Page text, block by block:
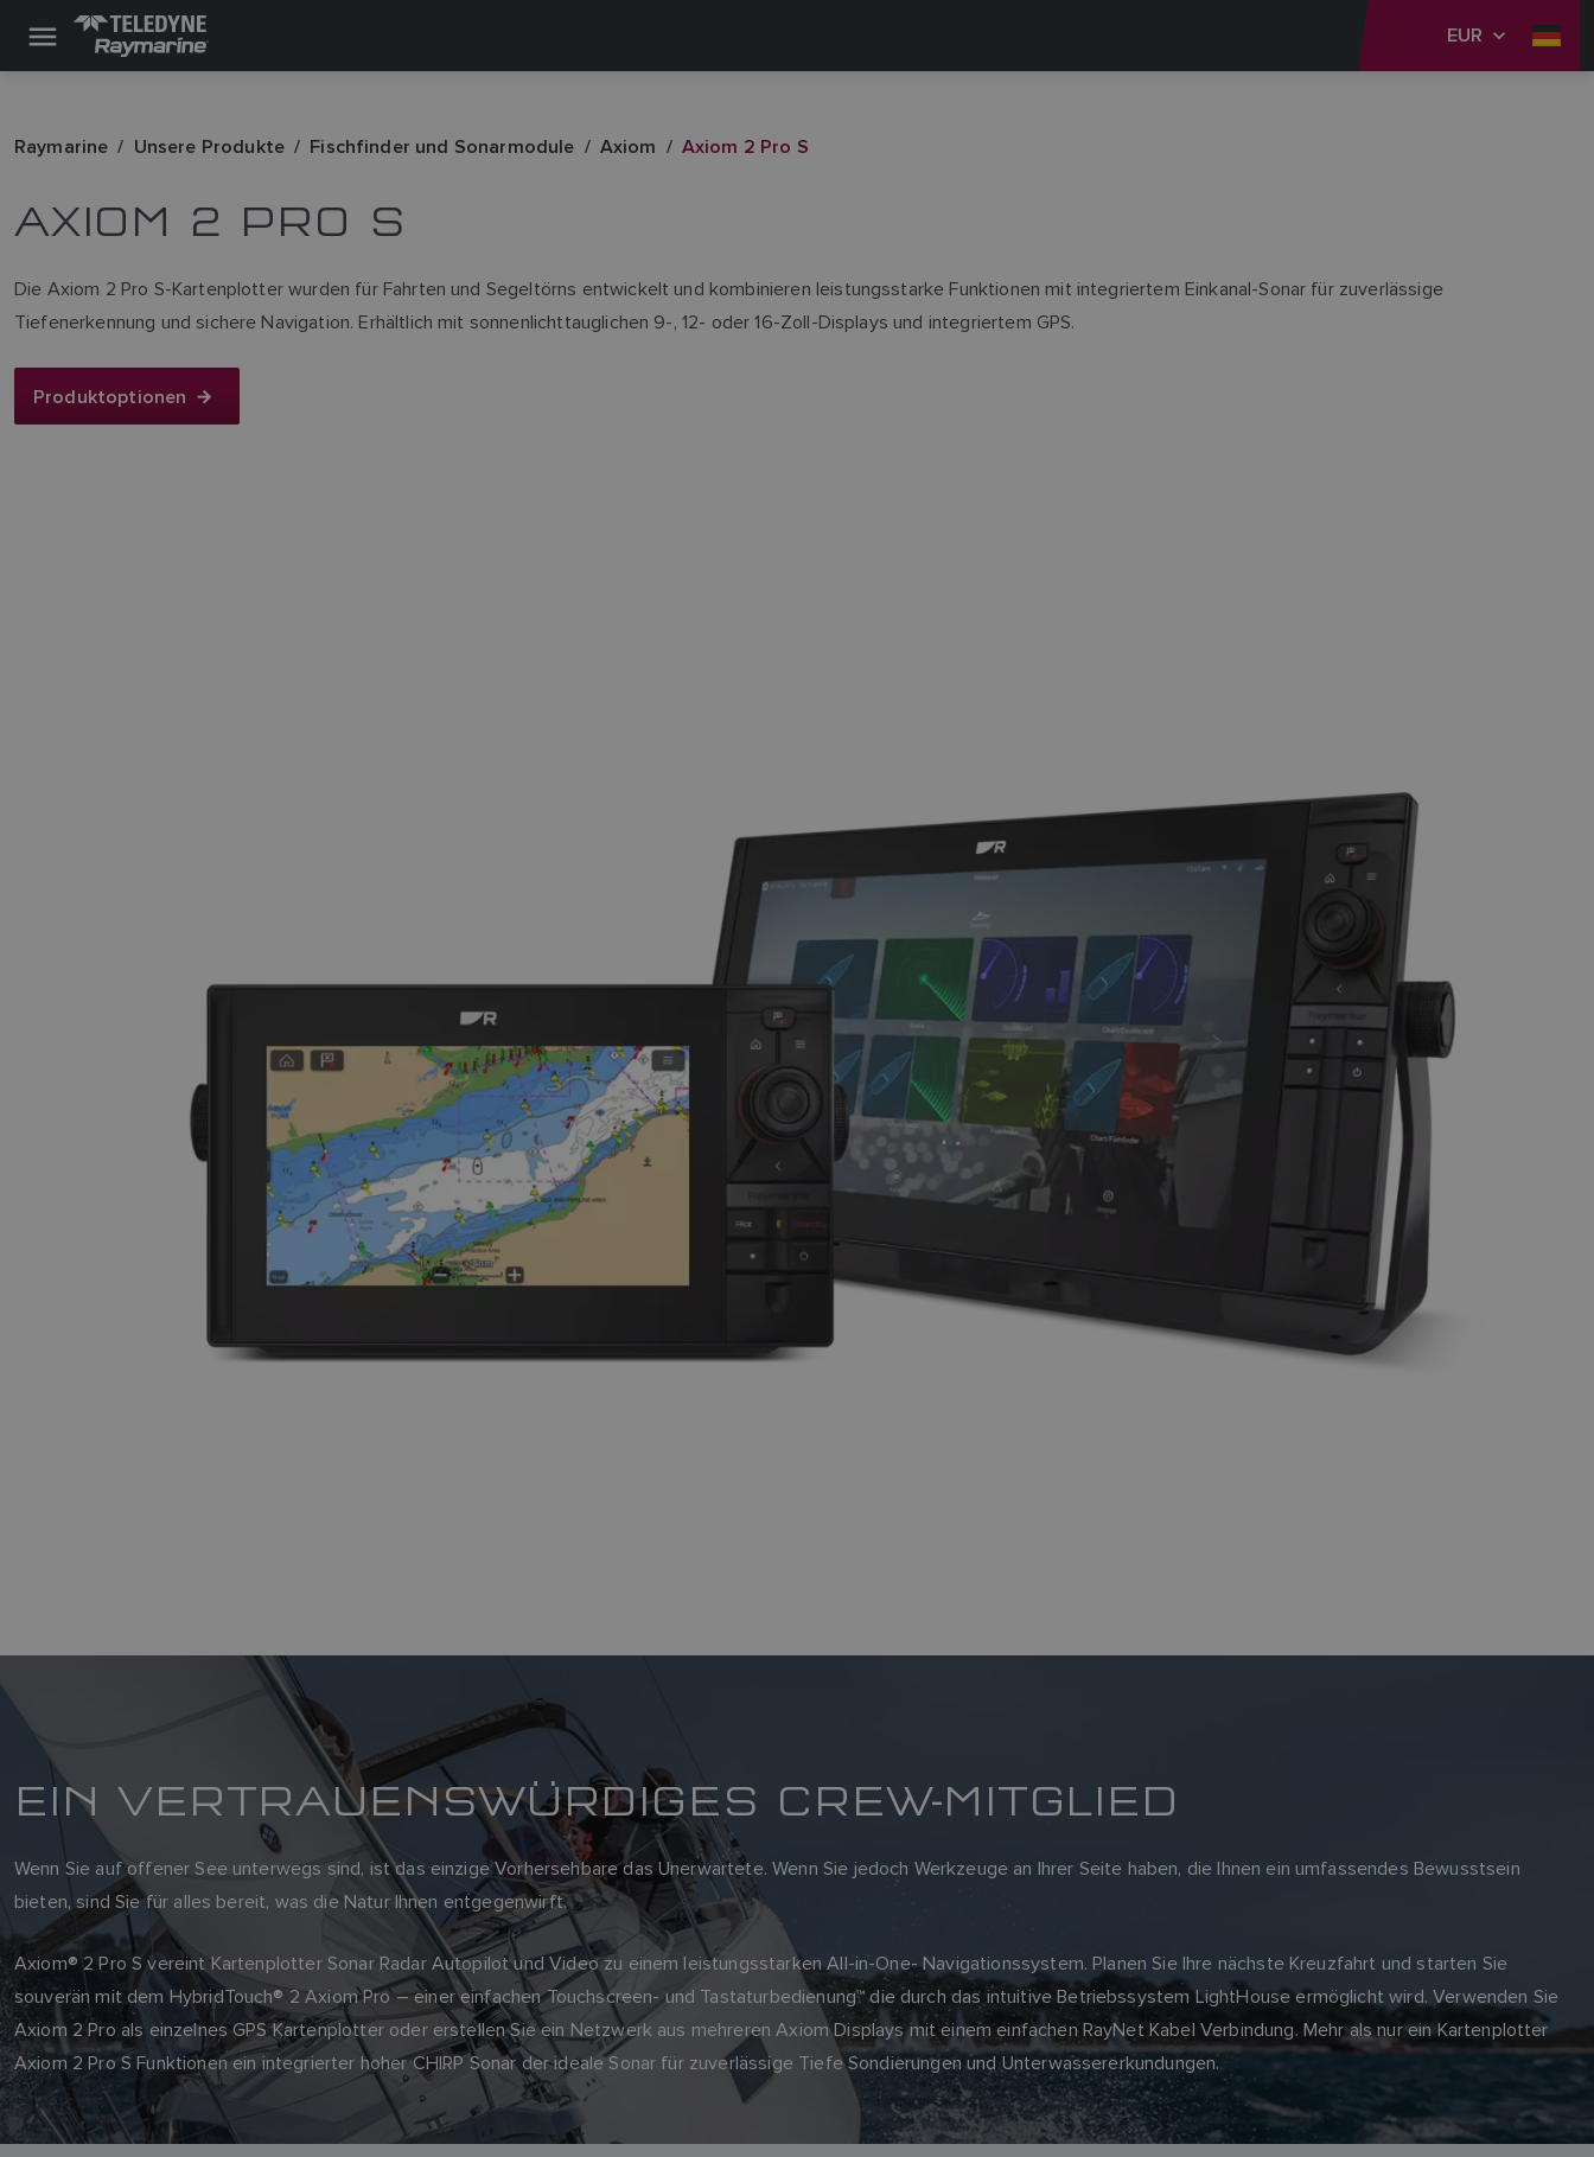
EUR
Raymarine Unsere Produkte Fischfinder und Sonarmodule Axiom Axiom 2 Pro S
AXIOM 2 PRO S
Die Axiom 2 Pro S-Kartenplotter wurden für Fahrten und Segeltörns entwickelt und kombinieren leistungsstarke Funktionen mit integriertem Einkanal-Sonar für zuverlässige
Tiefenerkennung und sichere Navigation. Erhältlich mit sonnenlichttauglichen 9-, 12- oder 16-Zoll-Displays und integriertem GPS.
Produktoptionen
EIN VERTRAUENSWÜRDIGES CREW-MITGLIED
Wenn Sie auf offener See unterwegs sind, ist das einzige Vorhersehbare das Unerwartete. Wenn Sie jedoch Werkzeuge an Ihrer Seite haben, die Ihnen ein umfassendes Bewusstsein
bieten, sind Sie für alles bereit, was die Natur Ihnen entgegenwirft.
Axiom® 2 Pro S vereint Kartenplotter Sonar Radar Autopilot und Video zu einem leistungsstarken All-in-One- Navigationssystem. Planen Sie Ihre nächste Kreuzfahrt und starten Sie
souverän mit dem HybridTouch® 2 Axiom Pro – einer einfachen Touchscreen- und Tastaturbedienung™ die durch das intuitive Betriebssystem LightHouse ermöglicht wird. Verwenden Sie
Axiom 2 Pro als einzelnes GPS Kartenplotter oder erstellen Sie ein Netzwerk aus mehreren Axiom Displays mit einem einfachen RayNet Kabel Verbindung. Mehr als nur ein Kartenplotter
Axiom 2 Pro S Funktionen ein integrierter hoher CHIRP Sonar der ideale Sonar für zuverlässige Tiefe Sondierungen und Unterwassererkundungen.